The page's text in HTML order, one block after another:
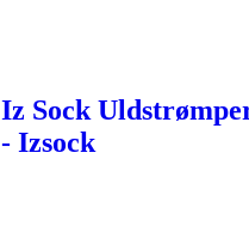
Iz Sock
- Izsock